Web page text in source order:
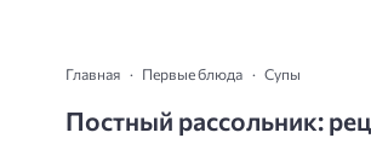
Главная Первые блюда Супы
Постный рассольник: